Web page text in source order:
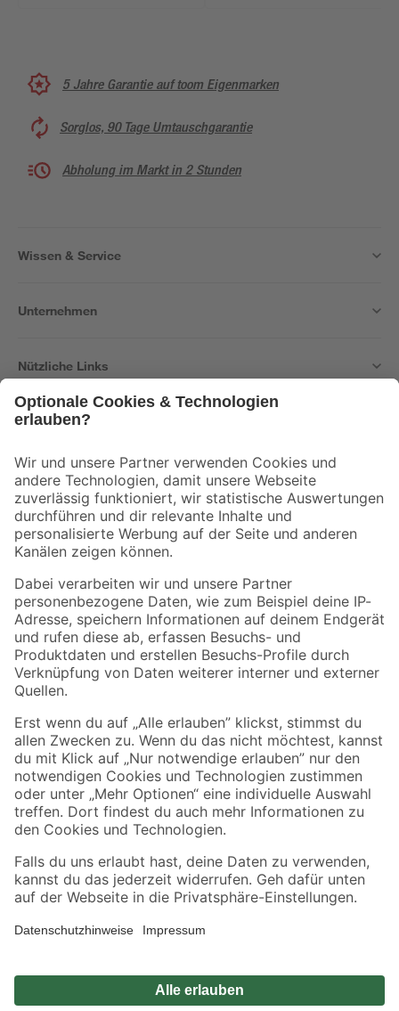
5 Jahre Garantie auf toom Eigenmarken
Sorglos, 90 Tage Umtauschgarantie
Abholung im Markt in 2 Stunden
Wissen & Service
Unternehmen
Nützliche Links
Der toom Newsletter: Keine Angebote und Aktionen mehr verpassen!
Zur Newsletter Anmeldung
Folge uns
Zahlungsarten Versandarten
Sicher einkaufen
Jetzt die toom-App herunterladen
Alle Preisangaben in EUR inkl. gesetzl. MwSt.. Die dargestellten Angebote sind unter
Umständen nicht in allen Märkten verfügbar. Die angegebenen Verfügbarkeiten beziehen
Produkte nur solange der Vorrat reicht.
*Paketversand ab 59 € versandkostenfrei, gilt nicht für Artikel mit Speditionsversand, hier
Privatsphäre Impressum
Nutzungsbedingungen
Widerrufsrecht Vertrag widerrufen